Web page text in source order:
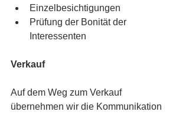
Einzelbesichtigungen
Prüfung der Bonität der
Interessenten
Verkauf
Auf dem Weg zum Verkauf
übernehmen wir die Kommunikation